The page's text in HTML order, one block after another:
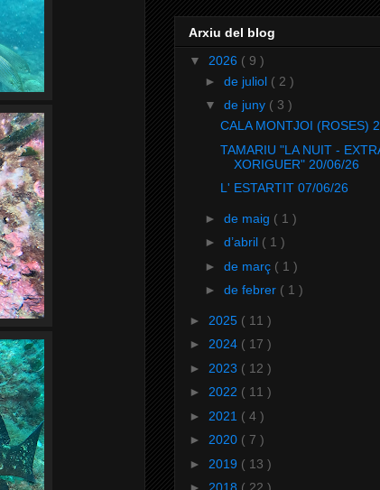
Arxiu del blog
▼ 2026 ( 9 )
► de juliol ( 2 )
▼ de juny ( 3 )
CALA MONTJOI (ROSES)
TAMARIU "LA NUIT -
XORIGUER" 20/06/26
L' ESTARTIT 07/06/26
► de maig ( 1 )
► d’abril ( 1 )
► de març ( 1 )
► de febrer ( 1 )
► 2025 ( 11 )
► 2024 ( 17 )
► 2023 ( 12 )
► 2022 ( 11 )
► 2021 ( 4 )
► 2020 ( 7 )
► 2019 ( 13 )